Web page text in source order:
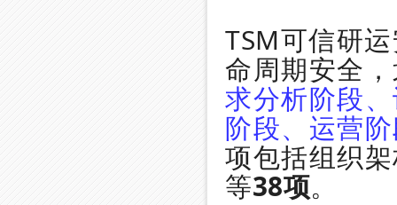
TSM可信研
命周期安全
求分析阶段
阶段、运营
项包括组织
等38项。